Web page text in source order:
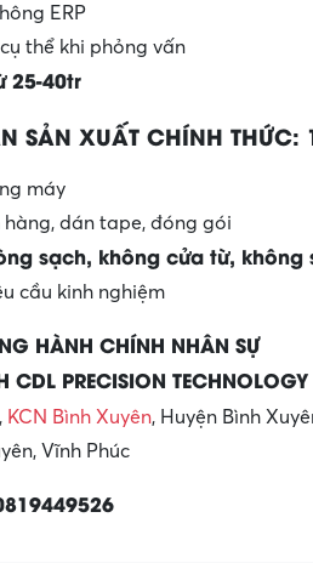
ERP
thể khi phỏng vấn
25-40tr
SẢN XUẤT CHÍNH THỨC:
máy
hàng, dán tape, đóng gói
sạch, không cửa từ, không
cầu kinh nghiệm
HÀNH CHÍNH NHÂN SỰ
CDL PRECISION
KCN Bình Xuyên, Huyện Bình
Vĩnh Phúc